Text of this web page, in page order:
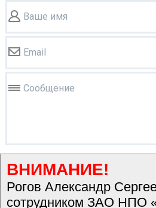
ВНИМАНИЕ!
Рогов Александр
сотрудником ЗАО НПО
Ваше имя
Email
Сообщение
Я прочитал(а) и согласен(а) с
конфиденциальности.